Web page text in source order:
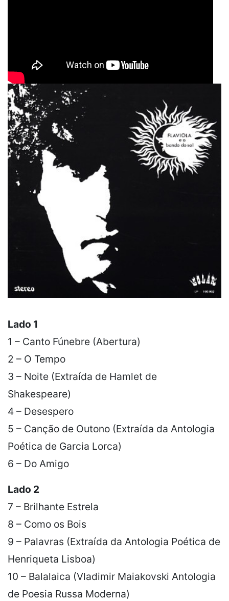
Lado 1
1 – Canto Fúnebre (Abertura)
2 – O Tempo
3 – Noite (Extraída de Hamlet de
Shakespeare)
4 – Desespero
5 – Canção de Outono (Extraída da Antologia
Poética de Garcia Lorca)
6 – Do Amigo
Lado 2
7 – Brilhante Estrela
8 – Como os Bois
9 – Palavras (Extraída da Antologia Poética de
Henriqueta Lisboa)
10 – Balalaica (Vladimir Maiakovski Antologia
de Poesia Russa Moderna)